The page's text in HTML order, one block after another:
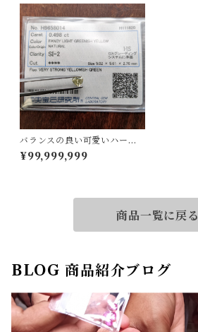
バランスの良い可愛いハー
ト！レアなカラーも魅力的！
ダイヤルース
¥99,999,999
商品一覧に戻る
BLOG 商品紹介ブログ